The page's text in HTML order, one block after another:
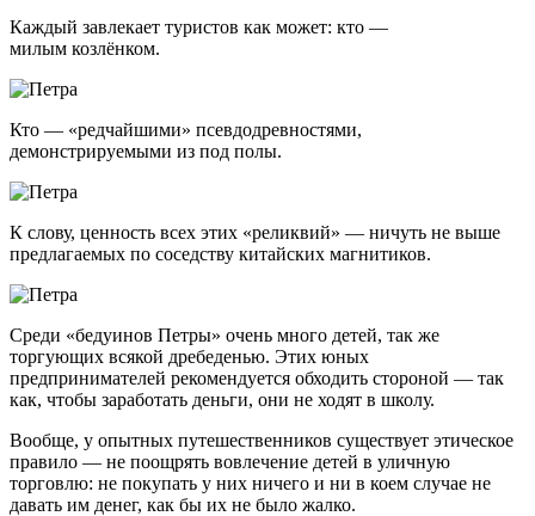
Каждый завлекает туристов как может: кто —
милым козлёнком.
Кто — «редчайшими» псевдодревностями,
демонстрируемыми из под полы.
К слову, ценность всех этих «реликвий» — ничуть не выше
предлагаемых по соседству китайских магнитиков.
Среди «бедуинов Петры» очень много детей, так же
торгующих всякой дребеденью. Этих юных
предпринимателей рекомендуется обходить стороной — так
как, чтобы заработать деньги, они не ходят в школу.
Вообще, у опытных путешественников существует этическое
правило — не поощрять вовлечение детей в уличную
торговлю: не покупать у них ничего и ни в коем случае не
давать им денег, как бы их не было жалко.